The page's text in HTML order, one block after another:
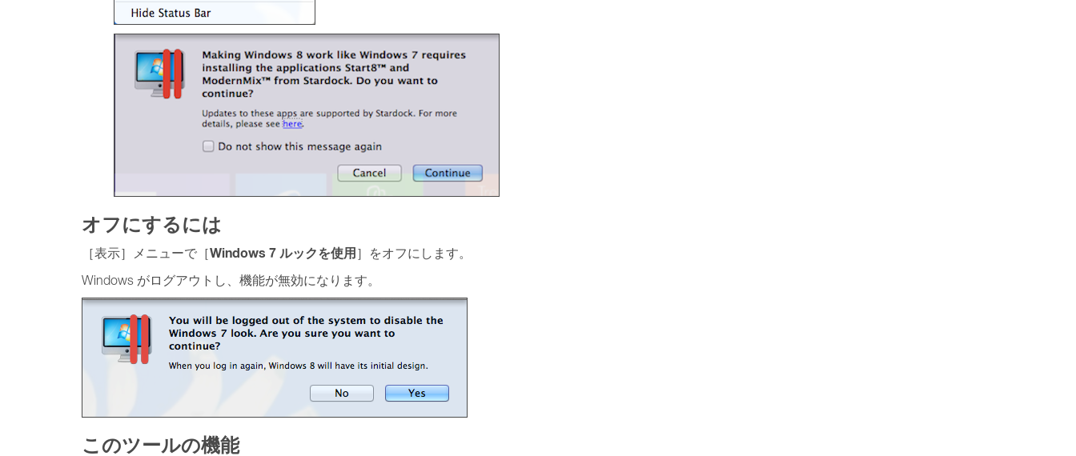
オフにするには
［表示］メニューで［Windows 7 ルックを使用 ］をオフにします。
Windows がログアウトし、機能が無効になります。
このツールの機能